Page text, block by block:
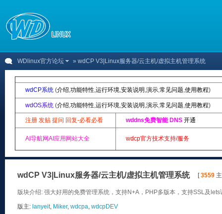
WDlinux官方论坛 » wdCP V3|Linux服务器/云主机/虚拟主机管理系统
wdCP系统 (介绍,功能特性,运行环境,安装说明 ,演示,常见问题,使用教程)
wdOS系统 (介绍,功能特性,运行环境,安装说明 ,演示,常见问题,使用教程)
注册 发贴 提问 回复-必看必看 wddns免费智能 DNS 开通
AI导航网AI应用网站大全 wdcp官方技术支持/服务
wdCP V3|Linux服务器/云主机/虚拟主机管理系统 [3559
版块介绍: 强大好用的免费管理系统，支持N+A，PHP多版本，支持SSL及
版主: lanyeit, Miker, wdcpa, wdcpDEV